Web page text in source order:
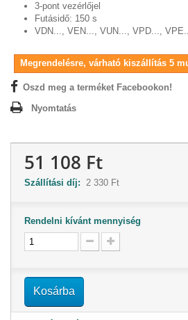
3-pont vezérlőjel
Futásidő: 150 s
VDN..., VEN..., VUN..., VPD...,
Megrendelésre, várható kiszállítás 5
Oszd meg a terméket Facebookon!
Nyomtatás
51 108 Ft
Szállítási díj: 2 330 Ft
Rendelni kívánt mennyiség
Kosárba